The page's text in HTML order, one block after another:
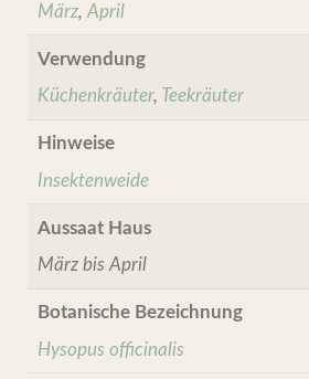
März, April
Verwendung
Küchenkräuter, Teekräuter
Hinweise
Insektenweide
Aussaat Haus
März bis April
Botanische Bezeichnung
Hysopus officinalis